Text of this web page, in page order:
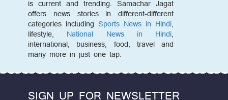
is current and trending. Samachar Jagat
offers news stories in different-different
categories including Sports News in Hindi,
lifestyle, National News in Hindi,
international, business, food, travel and
many more in just one tap.
SIGN UP FOR NEWSLETTER